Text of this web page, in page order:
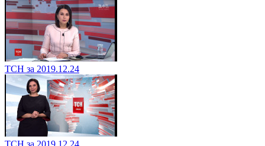
ТСН за 2019.12.24
ТСН за 2019.12.24